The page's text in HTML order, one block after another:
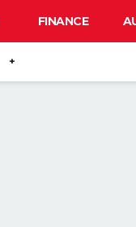
FINANCE
+